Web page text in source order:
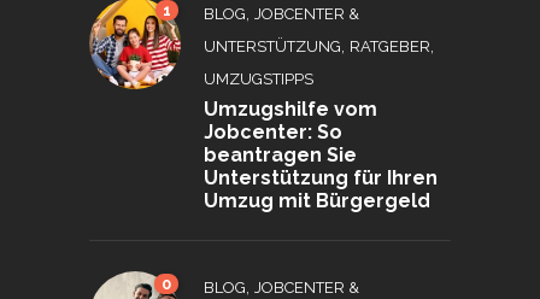
1 BLOG, JOBCENTER &
UNTERSTÜTZUNG, RATGEBER,
UMZUGSTIPPS
Umzugshilfe vom
Jobcenter: So
beantragen Sie
Unterstützung für Ihren
Umzug mit Bürgergeld
0 BLOG, JOBCENTER &